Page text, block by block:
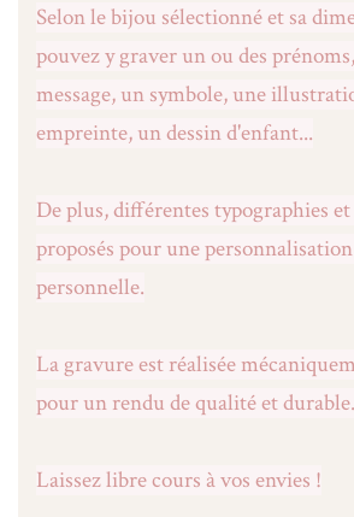
Selon le bijou sélectionné et sa
pouvez y graver un ou des
message, un symbole, une
empreinte, un dessin d'enfant...
De plus, différentes typographies
proposés pour une
personnelle.
La gravure est réalisée
pour un rendu de qualité et durable.
Laissez libre cours à vos envies !